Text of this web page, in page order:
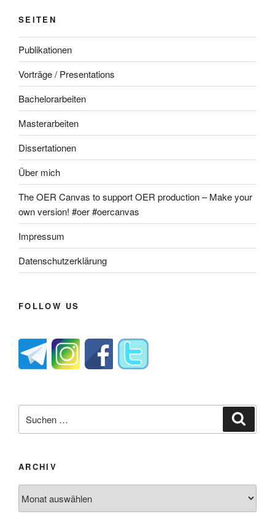
SEITEN
Publikationen
Vorträge / Presentations
Bachelorarbeiten
Masterarbeiten
Dissertationen
Über mich
The OER Canvas to support OER production – Make your
own version! #oer #oercanvas
Impressum
Datenschutzerklärung
FOLLOW US
nach:
ARCHIV